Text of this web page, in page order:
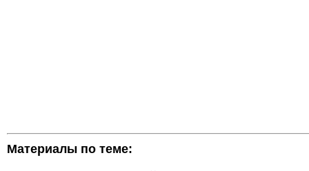
Материалы по теме: